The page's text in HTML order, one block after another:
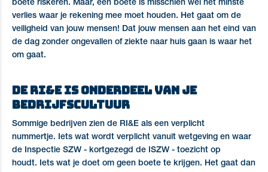
boete riskeren. Maar, een boete is misschien wel het minste
verlies waar je rekening mee moet houden. Het gaat om de
veiligheid van jouw mensen! Dat jouw mensen aan het eind van
de dag zonder ongevallen of ziekte naar huis gaan is waar het
om gaat.
De RI&E is onderdeel van je
bedrijfscultuur
Sommige bedrijven zien de RI&E als een verplicht
nummertje. Iets wat wordt verplicht vanuit wetgeving en waar
de Inspectie SZW - kortgezegd de ISZW - toezicht op
houdt. Iets wat je doet om geen boete te krijgen. Het gaat dan